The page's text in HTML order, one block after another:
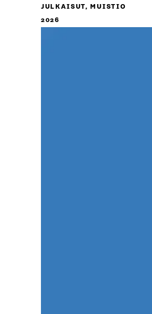
JULKAISUT, MUISTIO
2026